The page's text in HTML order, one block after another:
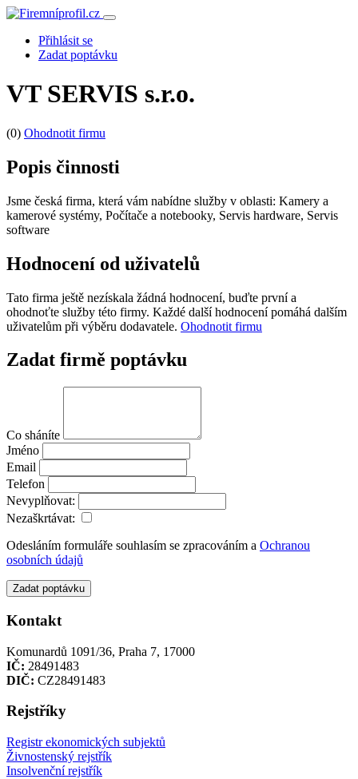
Přihlásit se
Zadat poptávku
VT SERVIS s.r.o.
(0) Ohodnotit firmu
Popis činnosti
Jsme česká firma, která vám nabídne služby v oblasti: Kamery a
kamerové systémy, Počítače a notebooky, Servis hardware, Servis
software
Hodnocení od uživatelů
Tato firma ještě nezískala žádná hodnocení, buďte první a
ohodnoťte služby této firmy. Každé další hodnocení pomáhá dalším
uživatelům při výběru dodavatele. Ohodnotit firmu
Zadat firmě poptávku
Co sháníte
Jméno
Email
Telefon
Nevyplňovat:
Nezaškrtávat:
Odesláním formuláře souhlasím se zpracováním a Ochranou
osobních údajů
Zadat poptávku
Kontakt
Komunardů 1091/36, Praha 7, 17000
IČ: 28491483
DIČ: CZ28491483
Rejstříky
Registr ekonomických subjektů
Živnostenský rejstřík
Insolvenční rejstřík